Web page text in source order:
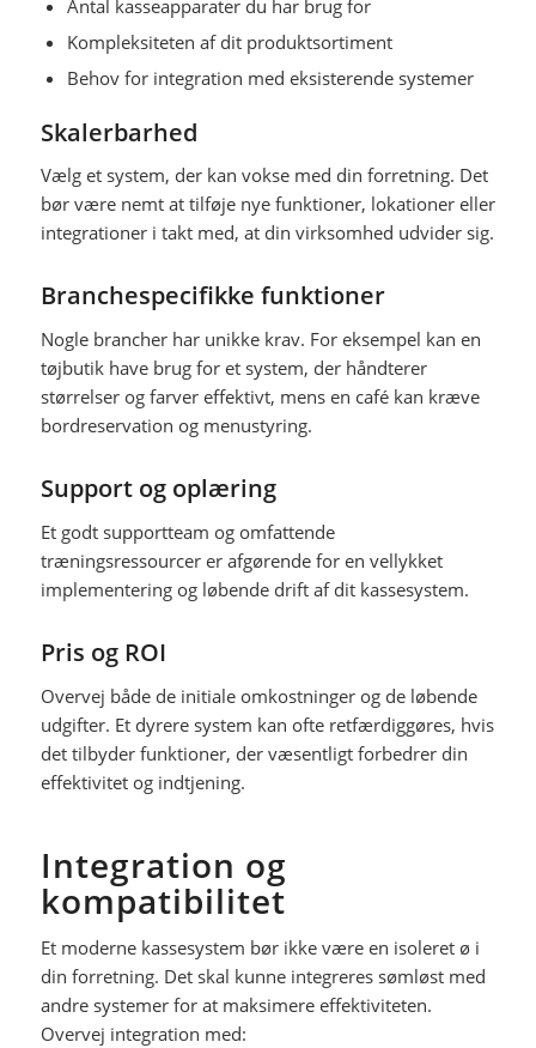
Antal kasseapparater du har brug for
Kompleksiteten af dit produktsortiment
Behov for integration med eksisterende systemer
Skalerbarhed
Vælg et system, der kan vokse med din forretning. Det
bør være nemt at tilføje nye funktioner, lokationer eller
integrationer i takt med, at din virksomhed udvider sig.
Branchespecifikke funktioner
Nogle brancher har unikke krav. For eksempel kan en
tøjbutik have brug for et system, der håndterer
størrelser og farver effektivt, mens en café kan kræve
bordreservation og menustyring.
Support og oplæring
Et godt supportteam og omfattende
træningsressourcer er afgørende for en vellykket
implementering og løbende drift af dit kassesystem.
Pris og ROI
Overvej både de initiale omkostninger og de løbende
udgifter. Et dyrere system kan ofte retfærdiggøres, hvis
det tilbyder funktioner, der væsentligt forbedrer din
effektivitet og indtjening.
Integration og
kompatibilitet
Et moderne kassesystem bør ikke være en isoleret ø i
din forretning. Det skal kunne integreres sømløst med
andre systemer for at maksimere effektiviteten.
Overvej integration med: